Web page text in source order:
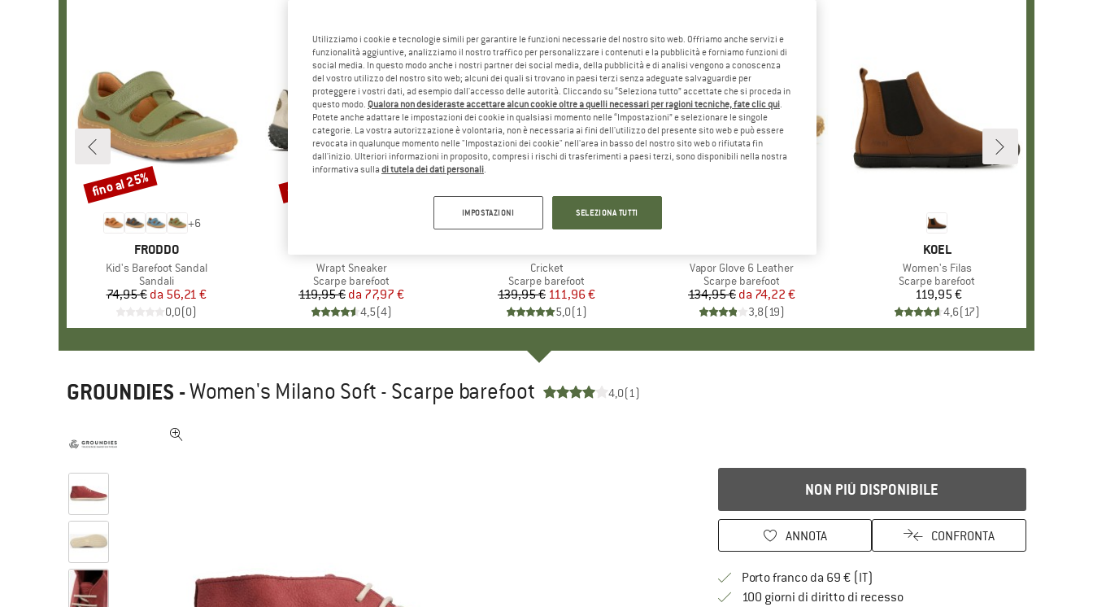
+6
MARCHIO
FRODDO
Articolo
Kid's Barefoot Sandal
Gruppo di prodotti
Sandali
Prezzo
74,95 € Prezzo ridotto
da 56,21 €
0,0(0)
Sconto
fino al 25%
Articolo
Wrapt Sneaker
Gruppo di prodotti
Scarpe barefoot
Prezzo
119,95 € Prezzo ridotto
da 77,97 €
4,5(4)
Sconto
fino al 35%
Articolo
Cricket
Gruppo di prodotti
Scarpe barefoot
Prezzo
139,95 € Prezzo ridotto
111,96 €
5,0(1)
Articolo
Vapor Glove 6 Leather
Gruppo di prodotti
Scarpe barefoot
Prezzo
134,95 € Prezzo ridotto
da 74,22 €
3,8(19)
MARCHIO
KOEL
Articolo
Women's Filas
Gruppo di prodotti
Scarpe barefoot
Prezzo
119,95 €
4,6(17)
GROUNDIES -Women's Milano Soft - Scarpe barefoot 4,0(1)
NON PIÙ DISPONIBILE
ANNOTA CONFRONTA
Porto franco da 69 € (IT)
100 giorni di diritto di recessoVai alla politica di recesso qui Si
Utilizziamo i cookie e tecnologie simili per garantire le funzioni necessarie del nostro sito web. Offriamo anche servizi e
funzionalità aggiuntive, analizziamo il nostro traffico per personalizzare i contenuti e la pubblicità e forniamo funzioni di
social media. In questo modo anche i nostri partner dei social media, della pubblicità e di analisi vengono a conoscenza
del vostro utilizzo del nostro sito web; alcuni dei quali si trovano in paesi terzi senza adeguate salvaguardie per
proteggere i vostri dati, ad esempio dall'accesso delle autorità. Cliccando su “Seleziona tutto” accettate che si proceda in
questo modo. Qualora non desideraste accettare alcun cookie oltre a quelli necessari per ragioni tecniche, fate clic qui.
Potete anche adattare le impostazioni dei cookie in qualsiasi momento nelle “Impostazioni” e selezionare le singole
categorie. La vostra autorizzazione è volontaria, non è necessaria ai fini dell'utilizzo del presente sito web e può essere
revocata in qualunque momento nelle "Impostazioni dei cookie" nell'area in basso del nostro sito web o rifiutata fin
dall'inizio. Ulteriori informazioni in proposito, compresi i rischi di trasferimenti a paesi terzi, sono disponibili nella nostra
informativa sulla di tutela dei dati personali.
IMPOSTAZIONI SELEZIONA TUTTI